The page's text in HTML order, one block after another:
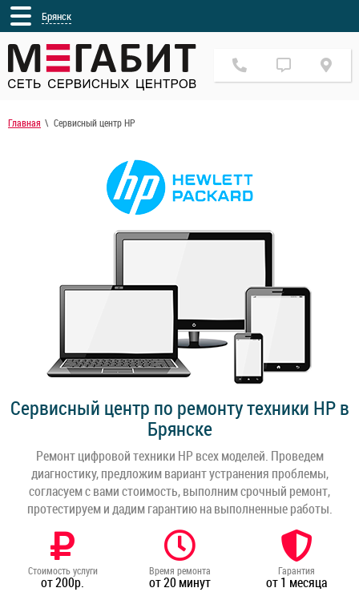
Брянск
Главная Сервисный центр HP
Сервисный центр по ремонту техники HP в
Брянске
Ремонт цифровой техники HP всех моделей. Проведем
диагностику, предложим вариант устранения проблемы,
согласуем с вами стоимость, выполним срочный ремонт,
протестируем и дадим гарантию на выполненные работы.
Стоимость услуги
от 200р.
Время ремонта
от 20 минут
Гарантия
от 1 месяца